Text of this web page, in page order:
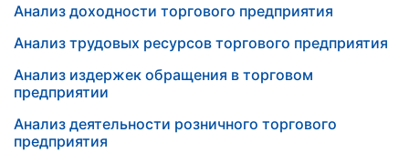
Анализ доходности торгового предприятия
Анализ трудовых ресурсов торгового предприятия
Анализ издержек обращения в торговом
предприятии
Анализ деятельности розничного торгового
предприятия